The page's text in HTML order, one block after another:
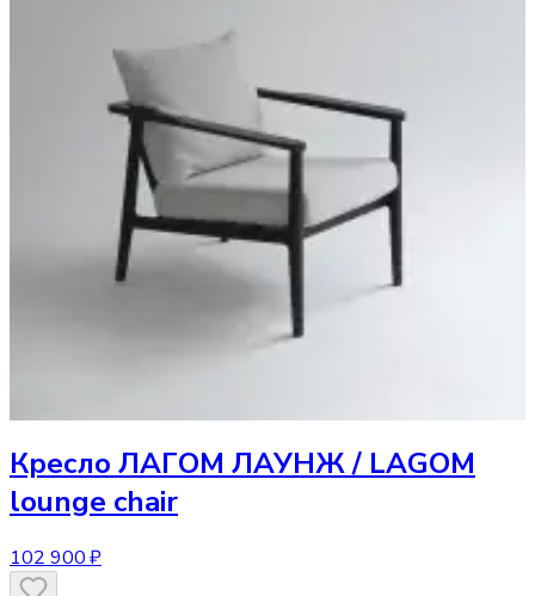
Кресло ЛАГОМ ЛАУНЖ / LAGOM
lounge chair
102 900 ₽